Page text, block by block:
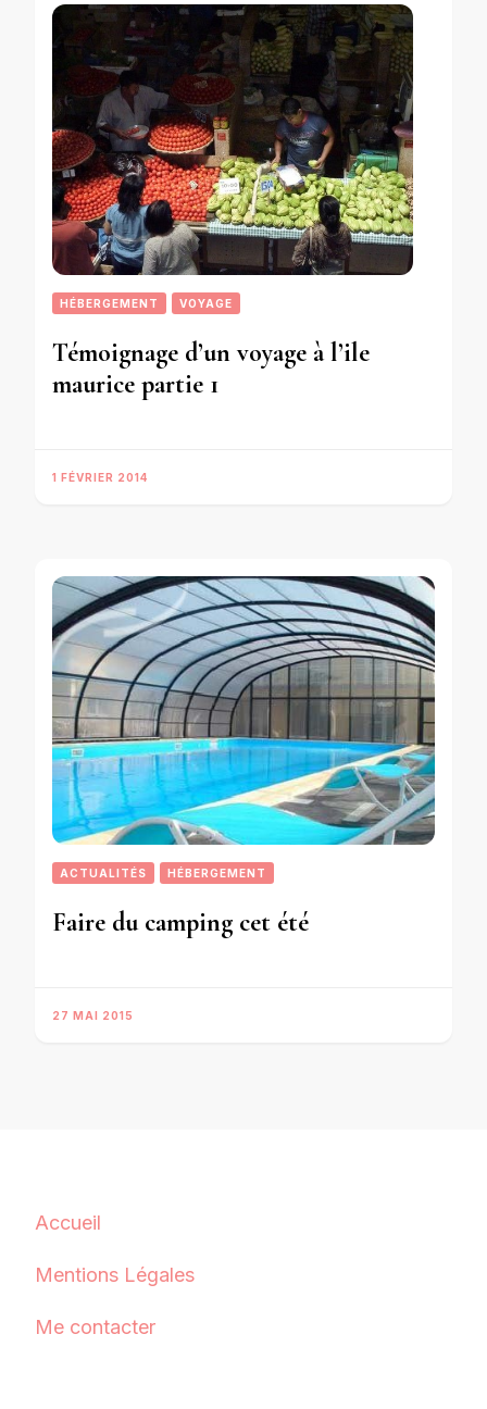
HÉBERGEMENT VOYAGE
Témoignage d’un voyage à l’ile
maurice partie 1
1 FÉVRIER 2014
ACTUALITÉS HÉBERGEMENT
Faire du camping cet été
27 MAI 2015
Accueil
Mentions Légales
Me contacter